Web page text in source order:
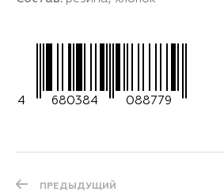
4 680384 088779
ПРЕДЫДУЩИЙ